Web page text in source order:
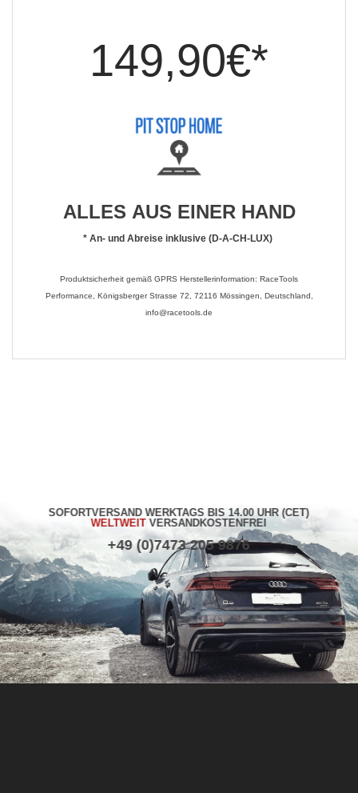
149,90€*
ALLES AUS EINER HAND
* An- und Abreise inklusive (D-A-CH-LUX)
Produktsicherheit gemäß GPRS Herstellerinformation: RaceTools
Performance, Königsberger Strasse 72, 72116 Mössingen, Deutschland,
info@racetools.de
SOFORTVERSAND WERKTAGS BIS 14.00 UHR (CET)
WELTWEITVERSANDKOSTENFREI
+49 (0)7473 205 9876